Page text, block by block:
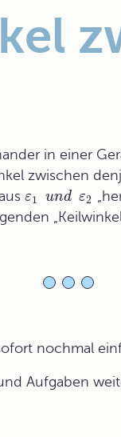
in einer
zwischen
ε1 und ε2
nochmal
Aufgaben